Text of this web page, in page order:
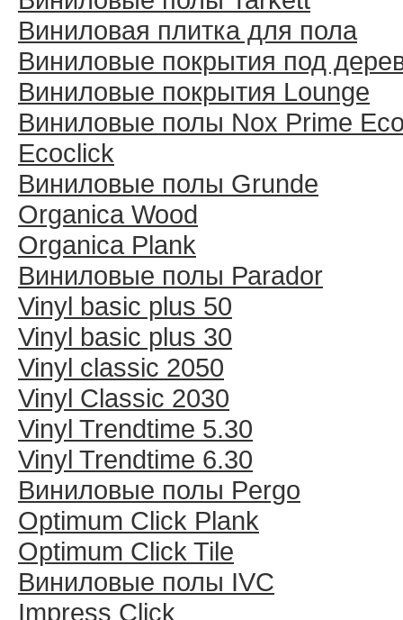
Виниловая плитка для пола
Виниловые покрытия под
Виниловые покрытия Lounge
Виниловые полы Nox Prime
Ecoclick
Виниловые полы Grunde
Organica Wood
Organica Plank
Виниловые полы Раrador
Vinyl basic plus 50
Vinyl basic plus 30
Vinyl classic 2050
Vinyl Classic 2030
Vinyl Trendtime 5.30
Vinyl Trendtime 6.30
Виниловые полы Pergo
Optimum Click Plank
Optimum Click Tile
Виниловые полы IVC
Impress Click